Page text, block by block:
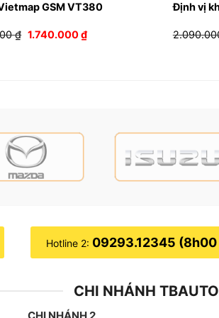
GSM VT380
₫ Giá
1.740.000₫Giá
hiện
Định vị
Hotline 2: 09293.12345 (8h00
CHI NHÁNH
CHI NHÁNH 2